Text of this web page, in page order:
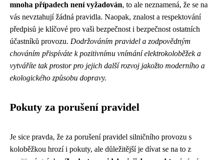
mnoha případech není vyžadován, to ale neznamená, že se na
vás nevztahují žádná pravidla. Naopak, znalost a respektování
předpisů je klíčové pro vaši bezpečnost i bezpečnost ostatních
účastníků provozu. Dodržováním pravidel a zodpovědným
chováním přispíváte k pozitivnímu vnímání elektrokoloběžek a
vytváříte tak prostor pro jejich další rozvoj jakožto moderního a
ekologického způsobu dopravy.
Pokuty za porušení pravidel
Je sice pravda, že za porušení pravidel silničního provozu s
koloběžkou hrozí i pokuty, ale důležitější je dívat se na to z